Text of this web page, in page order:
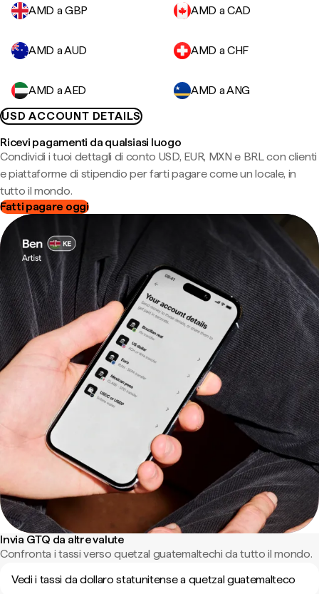
AMD a GBP AMD a CAD
AMD a AUD AMD a CHF
AMD a AED
AMD a ANG
USD ACCOUNT DETAILS
Ricevi pagamenti da qualsiasi luogo
Condividi i tuoi dettagli di conto USD, EUR, MXN e BRL con clienti
e piattaforme di stipendio per farti pagare come un locale, in
tutto il mondo.
Fatti pagare oggi
Invia GTQ da altre valute
Confronta i tassi verso quetzal guatemaltechi da tutto il mondo.
Vedi i tassi da dollaro statunitense a quetzal guatemalteco